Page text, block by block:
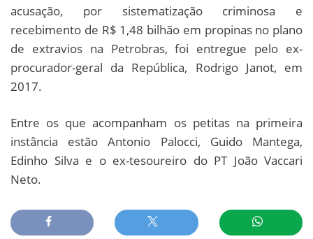
acusação, por sistematização criminosa e
recebimento de R$ 1,48 bilhão em propinas no plano
de extravios na Petrobras, foi entregue pelo ex-
procurador-geral da República, Rodrigo Janot, em
2017.
Entre os que acompanham os petitas na primeira
instância estão Antonio Palocci, Guido Mantega,
Edinho Silva e o ex-tesoureiro do PT João Vaccari
Neto.